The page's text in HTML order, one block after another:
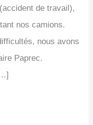
de travail),
nos camions.
nous avons
Paprec.